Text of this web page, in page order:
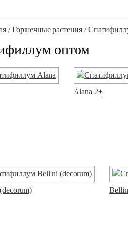
/Горшечные растения /
оптом
Alana 2+